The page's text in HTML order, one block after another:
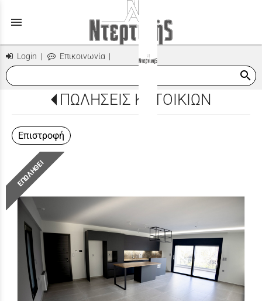
menu
Login | Επικοινωνία |
search
ΠΩΛΗΣΕΙΣ ΚΑΤΟΙΚΙΩΝ
Επιστροφή
ΕΠΩΛΗΘΕΙ